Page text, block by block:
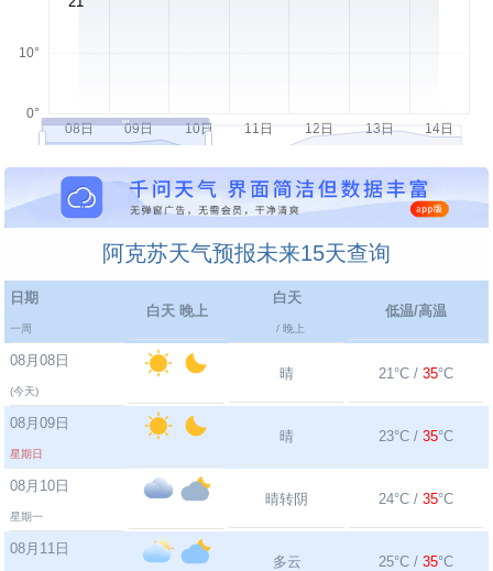
阿克苏天气预报未来15天查询
日期
一周
白天 晚上
白天
/ 晚上
低温/高温
08月08日
(今天)
晴 21°C / 35°C
08月09日
星期日
晴 23°C / 35°C
08月10日
星期一
晴转阴 24°C / 35°C
08月11日
多云
25°C / 35°C